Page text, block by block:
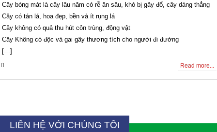
Cây bóng mát là cây lâu năm có rễ ăn sâu, khó bị gãy đổ, cây dáng thẳng
Cây có tán lá, hoa đẹp, bền và ít rụng lá
Cây không có quả thu hút côn trùng, động vật
Cây Không có độc và gai gây thương tích cho người đi đường
[…]
Read more...
LIÊN HỆ VỚI CHÚNG TÔI